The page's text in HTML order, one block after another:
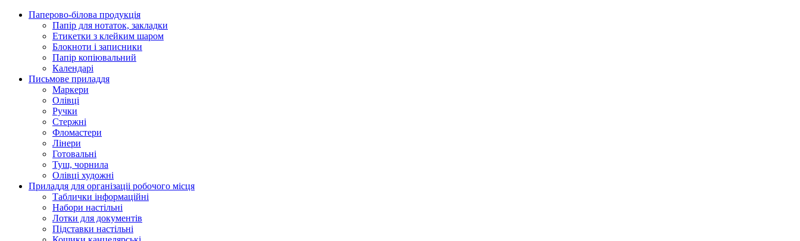
Паперово-білова продукція
Папір для нотаток, закладки
Етикетки з клейким шаром
Блокноти і записники
Папір копіювальний
Календарі
Письмове приладдя
Маркери
Олівці
Ручки
Стержні
Фломастери
Лінери
Готовальні
Туш, чорнила
Олівці художні
Приладдя для організаціі робочого місця
Таблички інформаційні
Набори настільні
Лотки для документів
Підставки настільні